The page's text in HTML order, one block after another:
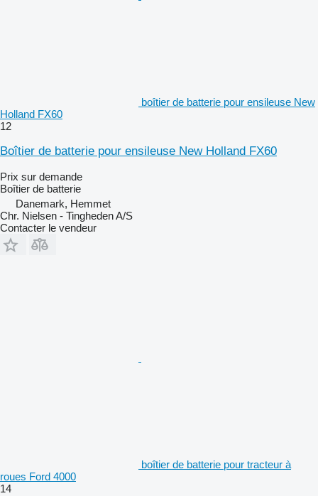
boîtier de batterie pour ensileuse New
Holland FX60
12
Boîtier de batterie pour ensileuse New Holland FX60
Prix sur demande
Boîtier de batterie
Danemark, Hemmet
Chr. Nielsen - Tingheden A/S
Contacter le vendeur
boîtier de batterie pour tracteur à
roues Ford 4000
14